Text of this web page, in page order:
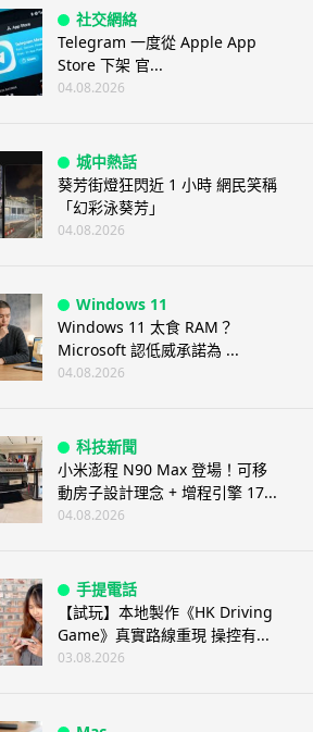
社交網絡
Telegram 一度從 Apple App
Store 下架 官...
04.08.2026
城中熱話
葵芳街燈狂閃近 1 小時 網民笑稱
「幻彩泳葵芳」
04.08.2026
Windows 11
Windows 11 太食 RAM？
Microsoft 認低威承諾為 ...
04.08.2026
科技新聞
小米澎程 N90 Max 登場！可移
動房子設計理念 + 增程引擎 17...
04.08.2026
手提電話
【試玩】本地製作《HK Driving
Game》真實路線重現 操控有...
03.08.2026